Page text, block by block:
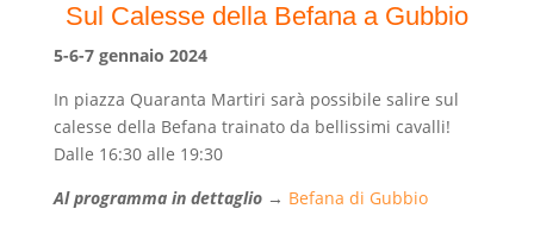
Sul Calesse della Befana a Gubbio
5-6-7 gennaio 2024
In piazza Quaranta Martiri sarà possibile salire sul
calesse della Befana trainato da bellissimi cavalli!
Dalle 16:30 alle 19:30
Al programma in dettaglio→ Befana di Gubbio